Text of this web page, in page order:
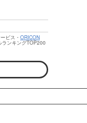
ビス・ ORICON
ランキングTOP200